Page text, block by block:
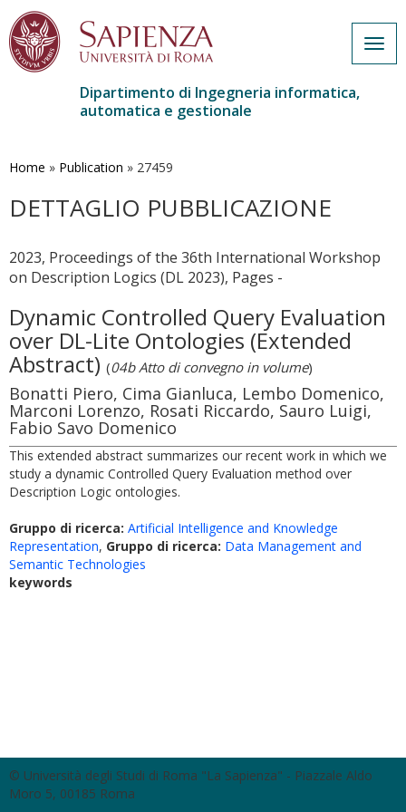
contenuto
Dipartimento di Ingegneria informatica,
automatica e gestionale
Home » Publication » 27459
DETTAGLIO PUBBLICAZIONE
2023, Proceedings of the 36th International Workshop
on Description Logics (DL 2023), Pages -
Dynamic Controlled Query Evaluation
over DL-Lite Ontologies (Extended
Abstract) (04b Atto di convegno in volume)
Bonatti Piero, Cima Gianluca, Lembo Domenico,
Marconi Lorenzo, Rosati Riccardo, Sauro Luigi,
Fabio Savo Domenico
This extended abstract summarizes our recent work in which we
study a dynamic Controlled Query Evaluation method over
Description Logic ontologies.
Gruppo di ricerca: Artificial Intelligence and Knowledge
Representation, Gruppo di ricerca: Data Management and
Semantic Technologies
keywords
© Università degli Studi di Roma "La Sapienza" - Piazzale Aldo
Moro 5, 00185 Roma